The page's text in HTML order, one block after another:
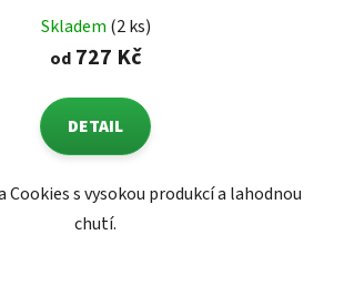
Skladem (2 ks)
od727 Kč
DETAIL
Cookies s vysokou produkcí a lahodnou
chutí.